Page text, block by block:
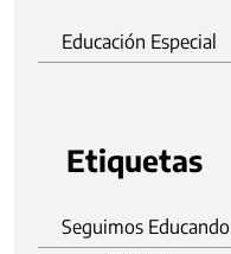
Educación Especial
Etiquetas
Seguimos Educando